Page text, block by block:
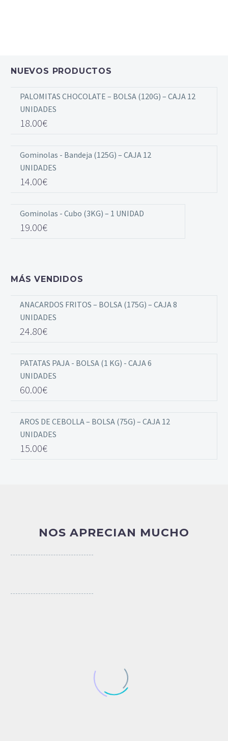
NUEVOS PRODUCTOS
PALOMITAS CHOCOLATE – BOLSA (120G) – CAJA 12
UNIDADES
18.00€
Gominolas - Bandeja (125G) – CAJA 12
UNIDADES
14.00€
Gominolas - Cubo (3KG) – 1 UNIDAD
19.00€
MÁS VENDIDOS
ANACARDOS FRITOS – BOLSA (175G) – CAJA 8
UNIDADES
24.80€
PATATAS PAJA - BOLSA (1 KG) - CAJA 6
UNIDADES
60.00€
AROS DE CEBOLLA – BOLSA (75G) – CAJA 12
UNIDADES
15.00€
NOS APRECIAN MUCHO